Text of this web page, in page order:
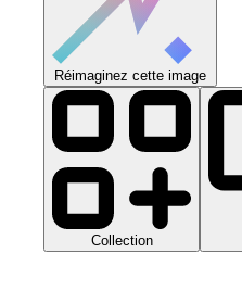
Réimaginez cette image
Collection